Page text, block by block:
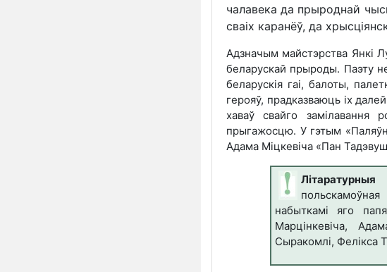
чалавека да прыроднай
сваіх каранёў, да
Адзначым майстэрства Янкі
беларускай прыроды. Паэту
беларускія гаі, балоты,
герояў, прадказваюць іх
хаваў свайго замілавання
прыгажосцю. У гэтым
Адама Міцкевіча «Пан
набыткамі яго
Марцінкевіча,
Сыракомлі, Фелікса